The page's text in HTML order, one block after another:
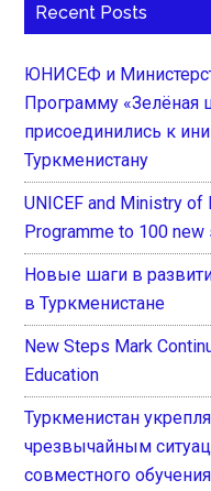
Recent Posts
ЮНИСЕФ и
Программу «Зелёная
присоединились к
Туркменистану
UNICEF and Ministry of
Programme to 100
Новые шаги в
в Туркменистане
New Steps Mark
Education
Туркменистан
чрезвычайным
совместного